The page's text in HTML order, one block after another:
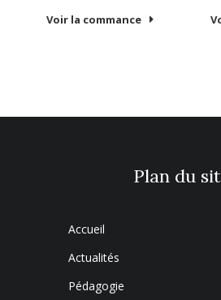
Voir la commance
Plan du
Accueil
Actualités
Pédagogie